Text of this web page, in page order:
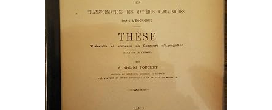
Start Selling
CLOSE